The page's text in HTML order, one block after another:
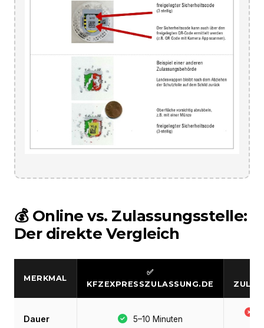
💰 Online vs. Zulassungsstelle:
Der direkte Vergleich
MERKMAL
✅
KFZEXPRESSZULASSUNG.DE
Dauer 5–10 Minuten